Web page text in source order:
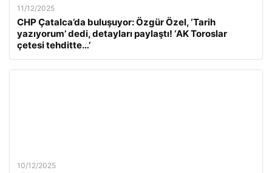
11/12/2025
CHP Çatalca’da buluşuyor: Özgür Özel, ‘Tarih
yazıyorum’ dedi, detayları paylaştı! ‘AK Toroslar
çetesi tehditte…’
10/12/2025